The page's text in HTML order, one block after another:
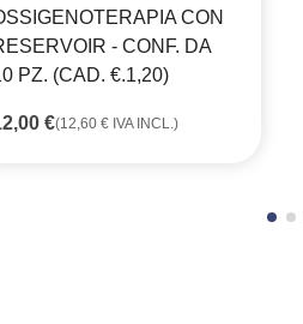
CON
- CONF. DA
PZ. (CAD. €.1,20)
€(12,60 € IVA INCL.)